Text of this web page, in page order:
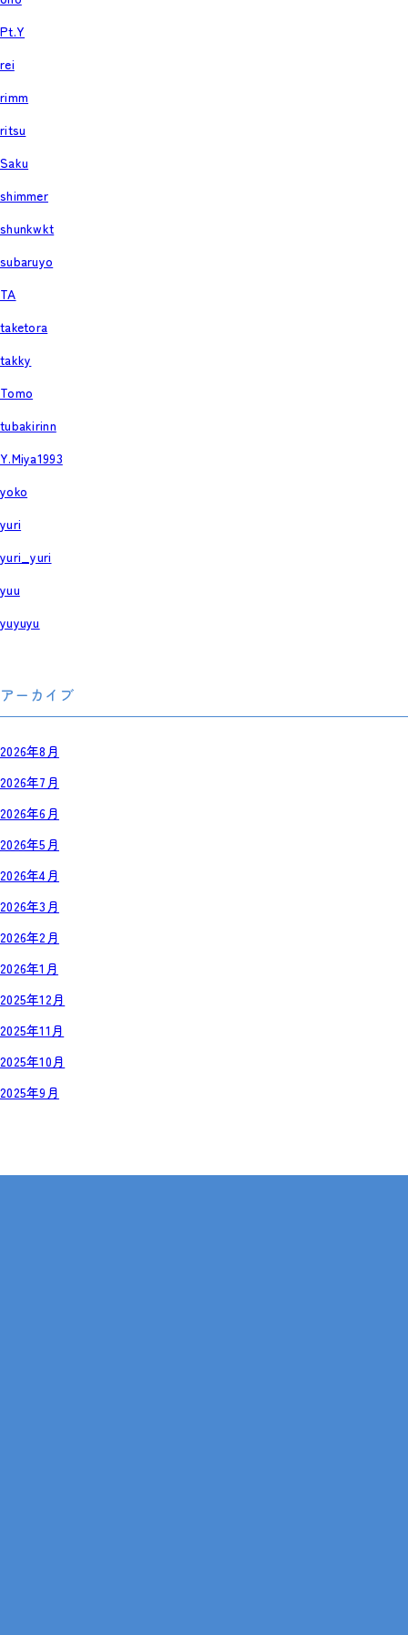
Pt.Y
rei
rimm
ritsu
Saku
shimmer
shunkwkt
subaruyo
TA
taketora
takky
Tomo
tubakirinn
Y.Miya1993
yoko
yuri
yuri_yuri
yuu
yuyuyu
アーカイブ
2026年8月
2026年7月
2026年6月
2026年5月
2026年4月
2026年3月
2026年2月
2026年1月
2025年12月
2025年11月
2025年10月
2025年9月